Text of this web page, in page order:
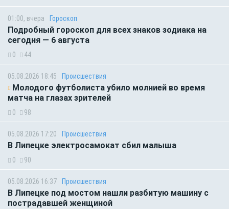
01:00, вчера Гороскоп
Подробный гороскоп для всех знаков зодиака на
сегодня — 6 августа
0 44
05.08.2026 18:45 Происшествия
Молодого футболиста убило молнией во время
матча на глазах зрителей
0 98
05.08.2026 17:20 Происшествия
В Липецке электросамокат сбил малыша
0 90
05.08.2026 16:37 Происшествия
В Липецке под мостом нашли разбитую машину с
пострадавшей женщиной